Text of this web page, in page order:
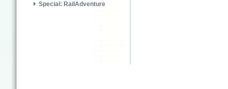
Special: RailAdventure